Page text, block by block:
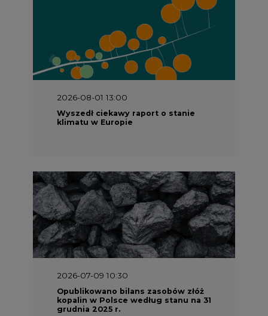
2026-08-01 13:00
Wyszedł ciekawy raport o stanie
klimatu w Europie
2026-07-09 10:30
Opublikowano bilans zasobów złóż
kopalin w Polsce według stanu na 31
grudnia 2025 r.